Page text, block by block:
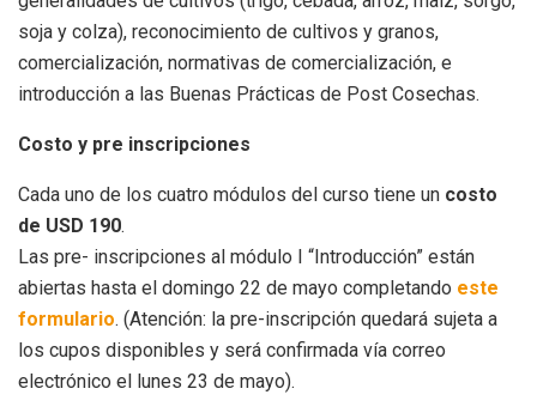
soja y colza), reconocimiento de cultivos y granos,
comercialización, normativas de comercialización, e
introducción a las Buenas Prácticas de Post Cosechas.
Costo y pre inscripciones
Cada uno de los cuatro módulos del curso tiene un costo
de USD 190.
Las pre- inscripciones al módulo I “Introducción” están
abiertas hasta el domingo 22 de mayo completando este
formulario. (Atención: la pre-inscripción quedará sujeta a
los cupos disponibles y será confirmada vía correo
electrónico el lunes 23 de mayo).